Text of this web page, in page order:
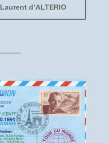
Laurent d’ALTERIO